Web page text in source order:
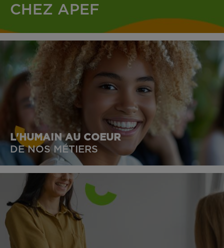
CHEZ APEF
L'HUMAIN AU COEUR
DE NOS MÉTIERS